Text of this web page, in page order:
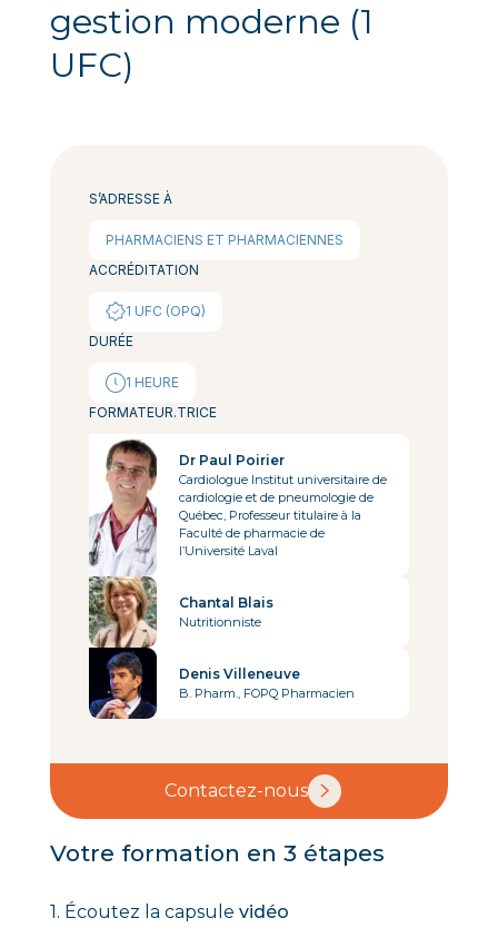
gestion moderne (1
UFC)
S’ADRESSE À
PHARMACIENS ET PHARMACIENNES
ACCRÉDITATION
1 UFC (OPQ)
DURÉE
1 HEURE
FORMATEUR.TRICE
Dr Paul Poirier
Cardiologue Institut universitaire de
cardiologie et de pneumologie de
Québec, Professeur titulaire à la
Faculté de pharmacie de
l’Université Laval
Chantal Blais
Nutritionniste
Denis Villeneuve
B. Pharm., FOPQ Pharmacien
Contactez-nous
Votre formation en 3 étapes
1. Écoutez la capsule vidéo